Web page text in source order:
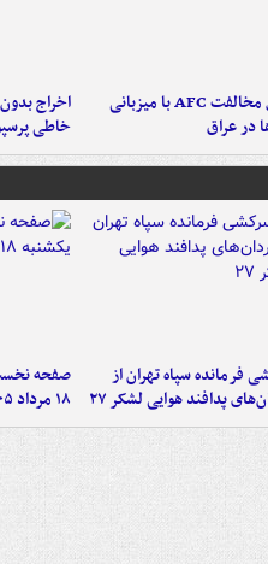
دلیل مخالفت AFC با میزبانی
در عراق
اخراج
خاطی
فرمانده سپاه تهران از
پدافند هوایی لشکر ۲۷
صفحه
۱۸ مرداد ۱۴۰۵